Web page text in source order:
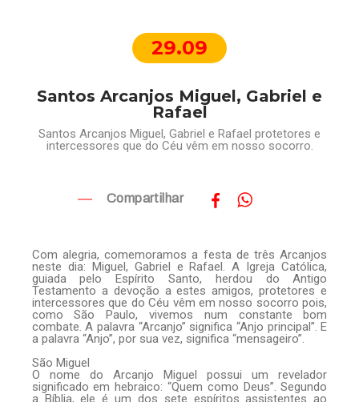
29.09
Santos Arcanjos Miguel, Gabriel e
Rafael
Santos Arcanjos Miguel, Gabriel e Rafael protetores e
intercessores que do Céu vêm em nosso socorro.
Compartilhar
Com alegria, comemoramos a festa de três Arcanjos
neste dia: Miguel, Gabriel e Rafael. A Igreja Católica,
guiada pelo Espírito Santo, herdou do Antigo
Testamento a devoção a estes amigos, protetores e
intercessores que do Céu vêm em nosso socorro pois,
como São Paulo, vivemos num constante bom
combate. A palavra “Arcanjo” significa “Anjo principal”. E
a palavra “Anjo”, por sua vez, significa “mensageiro”.
São Miguel
O nome do Arcanjo Miguel possui um revelador
significado em hebraico: “Quem como Deus”. Segundo
a Bíblia, ele é um dos sete espíritos assistentes ao